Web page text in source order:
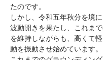
たのです。
しかし、令和五年秋分を境
波動開きを果たし、これま
を維持しながらも、高くて
動を振動させ始めています。
これまでのグラウンディン